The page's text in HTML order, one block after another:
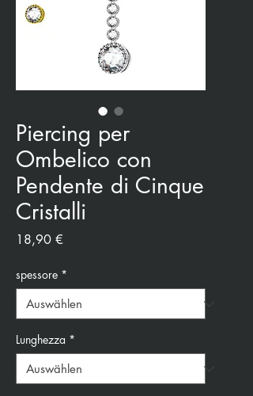
Piercing per
Ombelico con
Pendente di Cinque
Cristalli
18,90 €
spessore *
Lunghezza *